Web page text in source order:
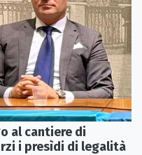
al cantiere di
i presìdi di legalità